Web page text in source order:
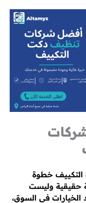
التكييف خطوة
حقيقية وليست
في السوق،